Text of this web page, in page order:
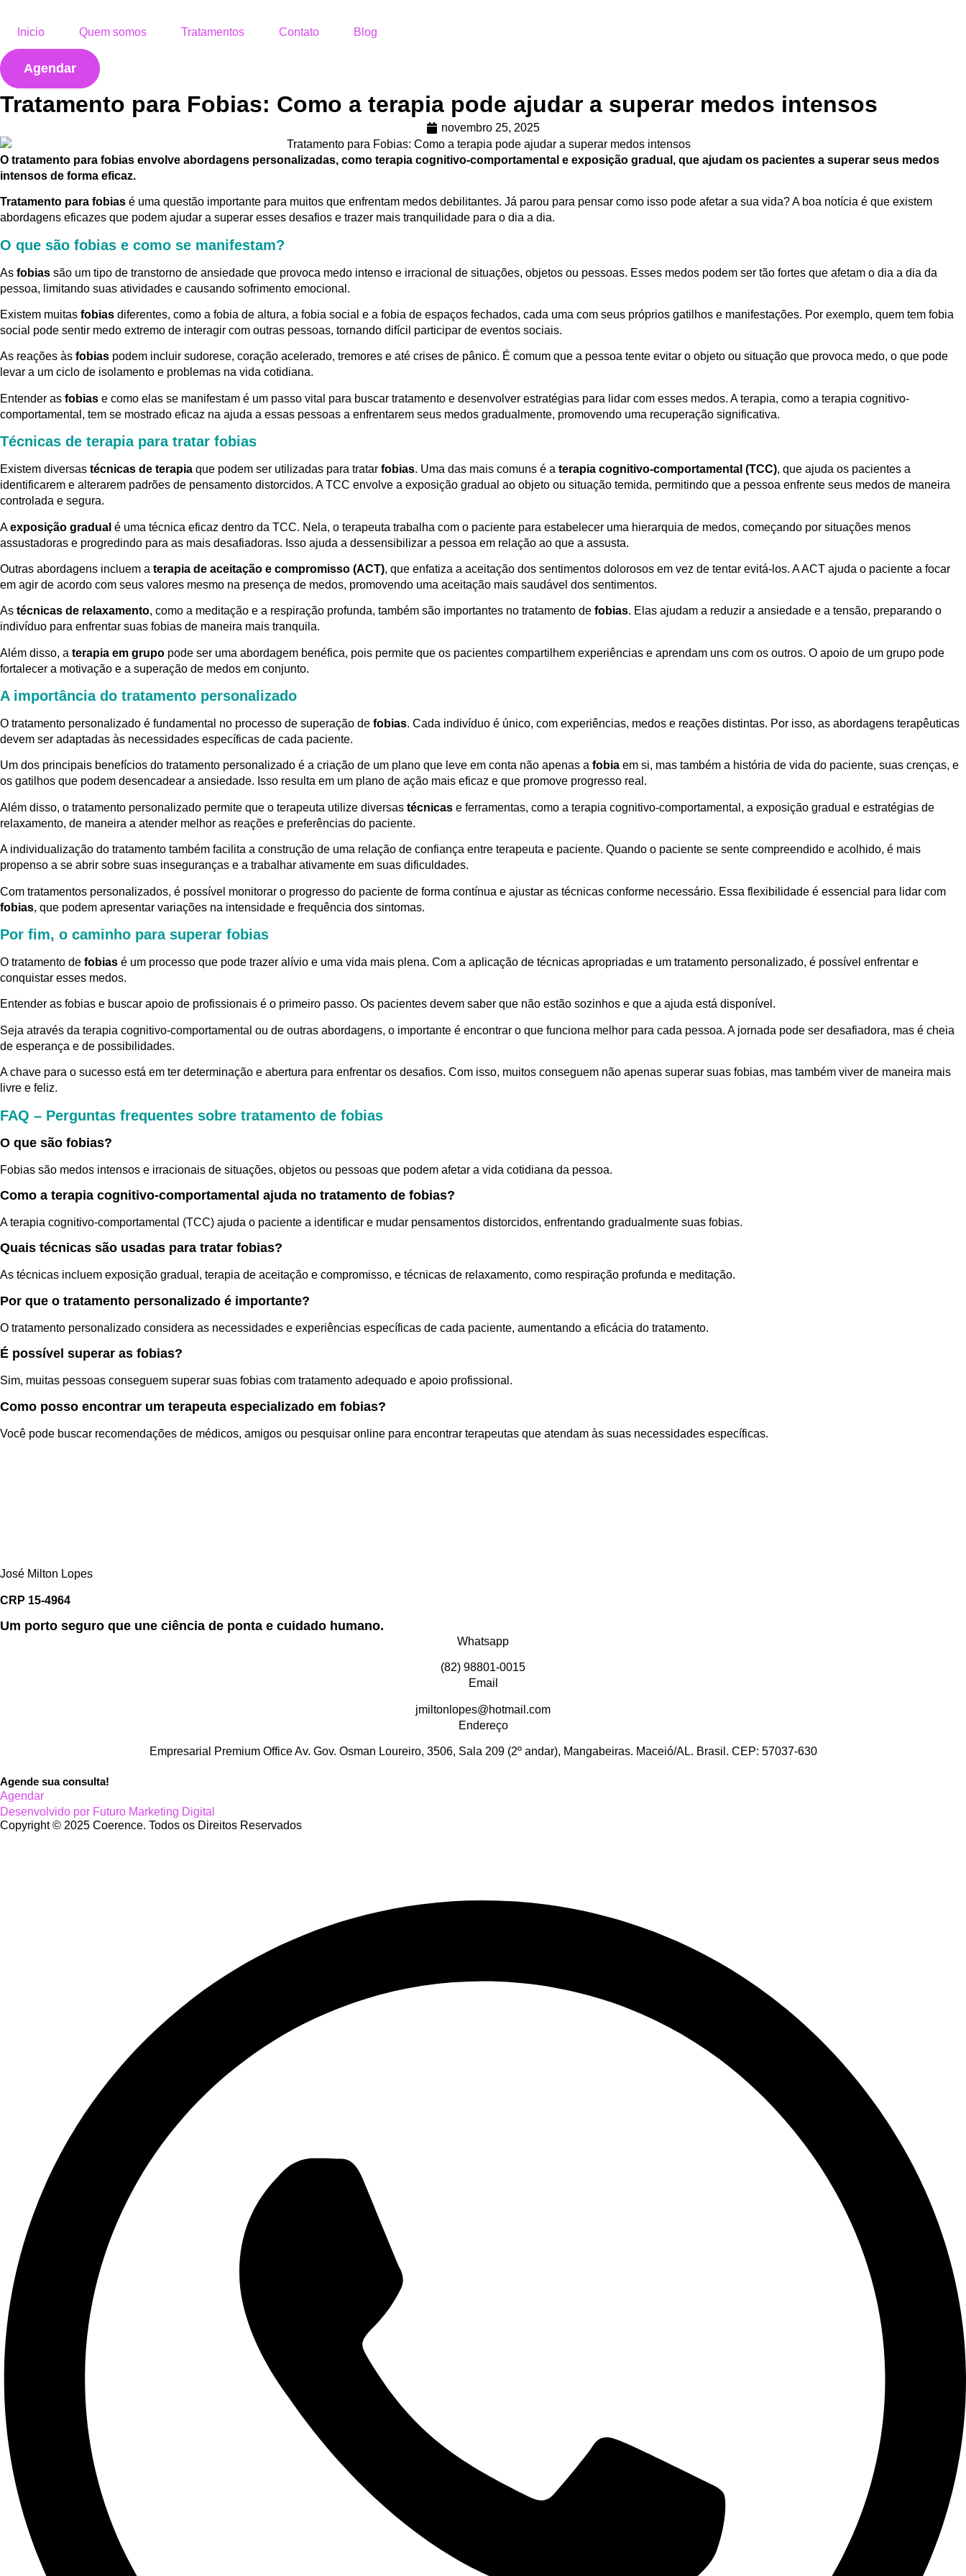
Inicio Quem somos Tratamentos Contato Blog
Agendar
Tratamento para Fobias: Como a terapia pode ajudar a superar medos intensos
novembro 25, 2025
O tratamento para fobias envolve abordagens personalizadas, como terapia cognitivo-comportamental e exposição gradual, que ajudam os pacientes a superar seus medos
intensos de forma eficaz.
Tratamento para fobias é uma questão importante para muitos que enfrentam medos debilitantes. Já parou para pensar como isso pode afetar a sua vida? A boa notícia é que existem
abordagens eficazes que podem ajudar a superar esses desafios e trazer mais tranquilidade para o dia a dia.
O que são fobias e como se manifestam?
As fobias são um tipo de transtorno de ansiedade que provoca medo intenso e irracional de situações, objetos ou pessoas. Esses medos podem ser tão fortes que afetam o dia a dia da
pessoa, limitando suas atividades e causando sofrimento emocional.
Existem muitas fobias diferentes, como a fobia de altura, a fobia social e a fobia de espaços fechados, cada uma com seus próprios gatilhos e manifestações. Por exemplo, quem tem fobia
social pode sentir medo extremo de interagir com outras pessoas, tornando difícil participar de eventos sociais.
As reações às fobias podem incluir sudorese, coração acelerado, tremores e até crises de pânico. É comum que a pessoa tente evitar o objeto ou situação que provoca medo, o que pode
levar a um ciclo de isolamento e problemas na vida cotidiana.
Entender as fobias e como elas se manifestam é um passo vital para buscar tratamento e desenvolver estratégias para lidar com esses medos. A terapia, como a terapia cognitivo-
comportamental, tem se mostrado eficaz na ajuda a essas pessoas a enfrentarem seus medos gradualmente, promovendo uma recuperação significativa.
Técnicas de terapia para tratar fobias
Existem diversas técnicas de terapia que podem ser utilizadas para tratar fobias. Uma das mais comuns é a terapia cognitivo-comportamental (TCC), que ajuda os pacientes a
identificarem e alterarem padrões de pensamento distorcidos. A TCC envolve a exposição gradual ao objeto ou situação temida, permitindo que a pessoa enfrente seus medos de maneira
controlada e segura.
Aexposição gradual é uma técnica eficaz dentro da TCC. Nela, o terapeuta trabalha com o paciente para estabelecer uma hierarquia de medos, começando por situações menos
assustadoras e progredindo para as mais desafiadoras. Isso ajuda a dessensibilizar a pessoa em relação ao que a assusta.
Outras abordagens incluem a terapia de aceitação e compromisso (ACT), que enfatiza a aceitação dos sentimentos dolorosos em vez de tentar evitá-los. A ACT ajuda o paciente a focar
em agir de acordo com seus valores mesmo na presença de medos, promovendo uma aceitação mais saudável dos sentimentos.
As técnicas de relaxamento, como a meditação e a respiração profunda, também são importantes no tratamento de fobias. Elas ajudam a reduzir a ansiedade e a tensão, preparando o
indivíduo para enfrentar suas fobias de maneira mais tranquila.
Além disso, a terapia em grupo pode ser uma abordagem benéfica, pois permite que os pacientes compartilhem experiências e aprendam uns com os outros. O apoio de um grupo pode
fortalecer a motivação e a superação de medos em conjunto.
A importância do tratamento personalizado
O tratamento personalizado é fundamental no processo de superação de fobias. Cada indivíduo é único, com experiências, medos e reações distintas. Por isso, as abordagens terapêuticas
devem ser adaptadas às necessidades específicas de cada paciente.
Um dos principais benefícios do tratamento personalizado é a criação de um plano que leve em conta não apenas a fobia em si, mas também a história de vida do paciente, suas crenças, e
os gatilhos que podem desencadear a ansiedade. Isso resulta em um plano de ação mais eficaz e que promove progresso real.
Além disso, o tratamento personalizado permite que o terapeuta utilize diversas técnicas e ferramentas, como a terapia cognitivo-comportamental, a exposição gradual e estratégias de
relaxamento, de maneira a atender melhor as reações e preferências do paciente.
A individualização do tratamento também facilita a construção de uma relação de confiança entre terapeuta e paciente. Quando o paciente se sente compreendido e acolhido, é mais
propenso a se abrir sobre suas inseguranças e a trabalhar ativamente em suas dificuldades.
Com tratamentos personalizados, é possível monitorar o progresso do paciente de forma contínua e ajustar as técnicas conforme necessário. Essa flexibilidade é essencial para lidar com
fobias, que podem apresentar variações na intensidade e frequência dos sintomas.
Por fim, o caminho para superar fobias
O tratamento de fobias é um processo que pode trazer alívio e uma vida mais plena. Com a aplicação de técnicas apropriadas e um tratamento personalizado, é possível enfrentar e
conquistar esses medos.
Entender as fobias e buscar apoio de profissionais é o primeiro passo. Os pacientes devem saber que não estão sozinhos e que a ajuda está disponível.
Seja através da terapia cognitivo-comportamental ou de outras abordagens, o importante é encontrar o que funciona melhor para cada pessoa. A jornada pode ser desafiadora, mas é cheia
de esperança e de possibilidades.
A chave para o sucesso está em ter determinação e abertura para enfrentar os desafios. Com isso, muitos conseguem não apenas superar suas fobias, mas também viver de maneira mais
livre e feliz.
FAQ – Perguntas frequentes sobre tratamento de fobias
O que são fobias?
Fobias são medos intensos e irracionais de situações, objetos ou pessoas que podem afetar a vida cotidiana da pessoa.
Como a terapia cognitivo-comportamental ajuda no tratamento de fobias?
A terapia cognitivo-comportamental (TCC) ajuda o paciente a identificar e mudar pensamentos distorcidos, enfrentando gradualmente suas fobias.
Quais técnicas são usadas para tratar fobias?
As técnicas incluem exposição gradual, terapia de aceitação e compromisso, e técnicas de relaxamento, como respiração profunda e meditação.
Por que o tratamento personalizado é importante?
O tratamento personalizado considera as necessidades e experiências específicas de cada paciente, aumentando a eficácia do tratamento.
É possível superar as fobias?
Sim, muitas pessoas conseguem superar suas fobias com tratamento adequado e apoio profissional.
Como posso encontrar um terapeuta especializado em fobias?
Você pode buscar recomendações de médicos, amigos ou pesquisar online para encontrar terapeutas que atendam às suas necessidades específicas.
José Milton Lopes​
CRP 15-4964
Um porto seguro que une ciência de ponta e cuidado humano.
Whatsapp
(82) 98801-0015
Email
jmiltonlopes@hotmail.com
Endereço
Empresarial Premium Office Av. Gov. Osman Loureiro, 3506, Sala 209 (2º andar), Mangabeiras. Maceió/AL. Brasil. CEP: 57037-630
Agende sua consulta!
Agendar
Desenvolvido por Futuro Marketing Digital
Copyright © 2025 Coerence. Todos os Direitos Reservados